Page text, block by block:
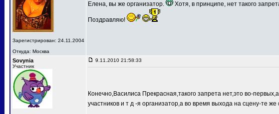
Зарегистрирован: 24.11.2004
Откуда: Москва
Елена, вы же организатор. Хотя, в принципе, нет такого
Поздравляю!
Sovynia
Участник
9.11.2010 21:58:33
Конечно,Василиса Прекрасная,такого запрета нет,это во-
участников и т д -я организатор,а во время выхода на сцену-те